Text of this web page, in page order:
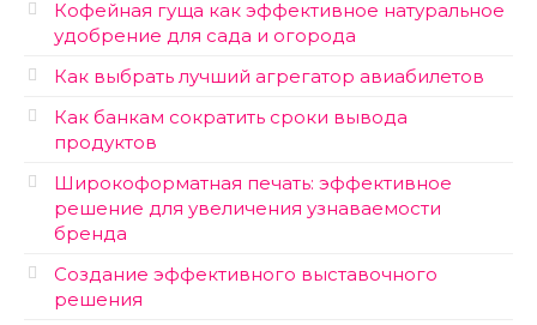
Кофейная гуща как эффективное натуральное
удобрение для сада и огорода
Как выбрать лучший агрегатор авиабилетов
Как банкам сократить сроки вывода
продуктов
Широкоформатная печать: эффективное
решение для увеличения узнаваемости
бренда
Создание эффективного выставочного
решения